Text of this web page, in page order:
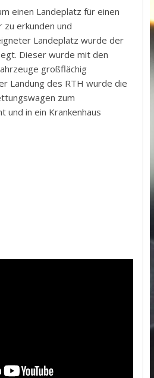
einen Landeplatz für einen
zu erkunden und
Landeplatz wurde der
Dieser wurde mit den
großflächig
Landung des RTH wurde die
zum
und in ein Krankenhaus